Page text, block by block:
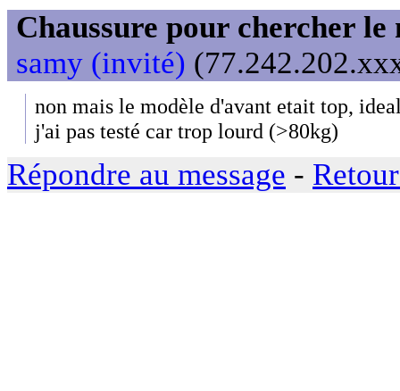
Chaussure pour chercher
samy (invité)
non mais le modèle d'avant etait top,
j'ai pas testé car trop lourd (>80kg)
Répondre au message -